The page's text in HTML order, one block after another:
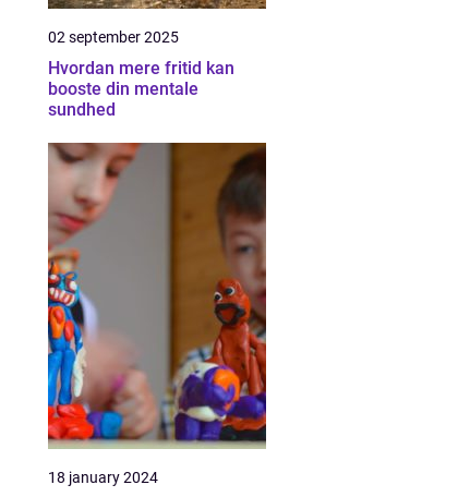
02 september 2025
Hvordan mere fritid kan
booste din mentale
sundhed
18 january 2024